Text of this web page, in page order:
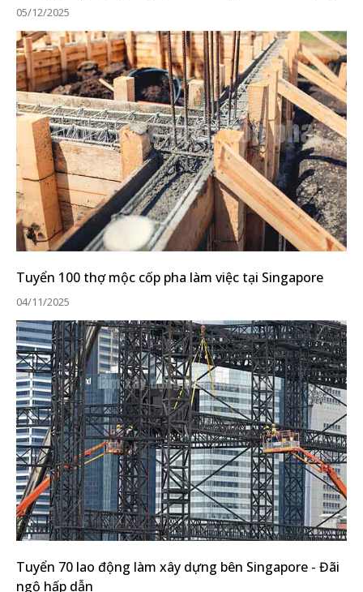
05/12/2025
Tuyển 100 thợ mộc cốp pha làm việc tại Singapore
04/11/2025
Tuyển 70 lao động làm xây dựng bên Singapore - Đãi
ngộ hấp dẫn